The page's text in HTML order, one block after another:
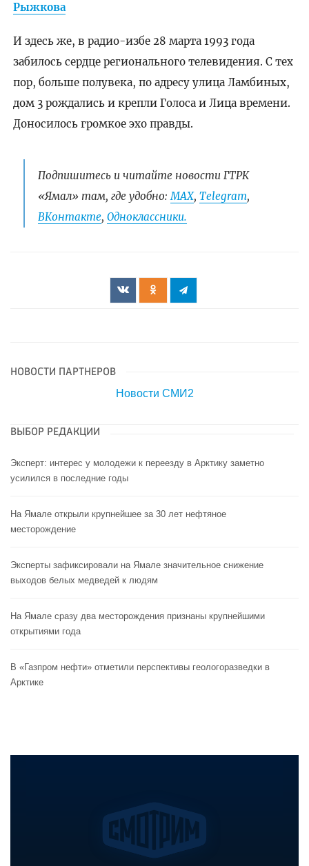
Рыжкова
И здесь же, в радио-избе 28 марта 1993 года
забилось сердце регионального телевидения. С тех
пор, больше полувека, по адресу улица Ламбиных,
дом 3 рождались и крепли Голоса и Лица времени.
Доносилось громкое эхо правды.
Подпишитесь и читайте новости ГТРК
«Ямал» там, где удобно: МАХ, Telegram,
ВКонтакте, Одноклассники.
НОВОСТИ ПАРТНЕРОВ
Новости СМИ2
ВЫБОР РЕДАКЦИИ
Эксперт: интерес у молодежи к переезду в Арктику заметно
усилился в последние годы
На Ямале открыли крупнейшее за 30 лет нефтяное
месторождение
Эксперты зафиксировали на Ямале значительное снижение
выходов белых медведей к людям
На Ямале сразу два месторождения признаны крупнейшими
открытиями года
В «Газпром нефти» отметили перспективы геологоразведки в
Арктике